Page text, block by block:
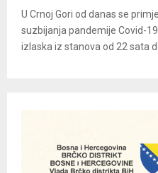
U Crnoj Gori od danas se
suzbijanja pandemije Covid-
izlaska iz stanova od 22 sata